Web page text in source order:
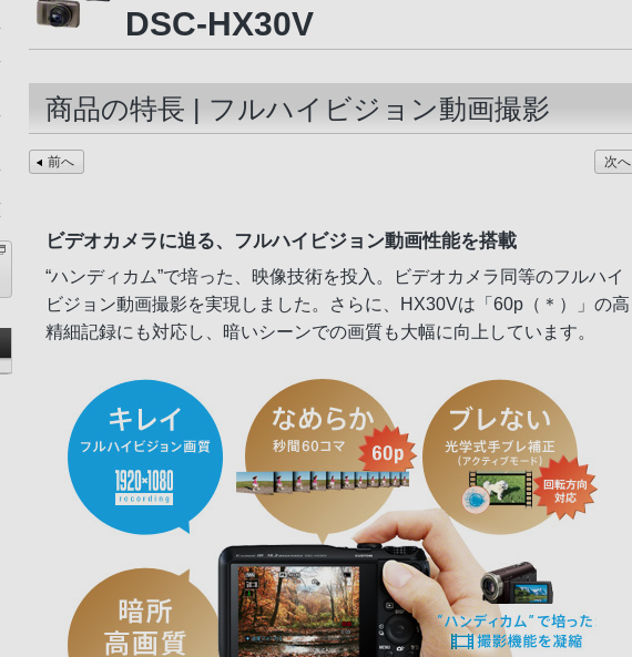
DSC-HX30V
商品の特長 | フルハイビジョン動画撮影
前へ 次へ
ビデオカメラに迫る、フルハイビジョン動画性能を搭載
“ハンディカム”で培った、映像技術を投入。ビデオカメラ同等のフルハイ
ビジョン動画撮影を実現しました。さらに、HX30Vは「60p（＊）」の高
精細記録にも対応し、暗いシーンでの画質も大幅に向上しています。